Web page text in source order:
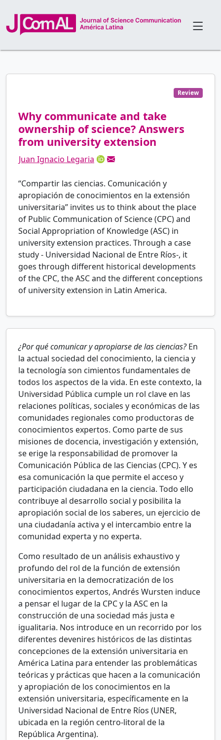
Review
Why communicate and take
ownership of science? Answers
from university extension
Juan Ignacio Legaria
“Compartir las ciencias. Comunicación y
apropiación de conocimientos en la extensión
universitaria” invites us to think about the place
of Public Communication of Science (CPC) and
Social Appropriation of Knowledge (ASC) in
university extension practices. Through a case
study - Universidad Nacional de Entre Ríos-, it
goes through different historical developments
of the CPC, the ASC and the different conceptions
of university extension in Latin America.
¿Por qué comunicar y apropiarse de las ciencias?En
la actual sociedad del conocimiento, la ciencia y
la tecnología son cimientos fundamentales de
todos los aspectos de la vida. En este contexto, la
Universidad Pública cumple un rol clave en las
relaciones políticas, sociales y económicas de las
comunidades regionales como productoras de
conocimientos expertos. Como parte de sus
misiones de docencia, investigación y extensión,
se erige la responsabilidad de promover la
Comunicación Pública de las Ciencias (CPC). Y es
esa comunicación la que permite el acceso y
participación ciudadana en la ciencia. Todo ello
contribuye al desarrollo social y posibilita la
apropiación social de los saberes, un ejercicio de
una ciudadanía activa y el intercambio entre la
comunidad experta y no experta.
Como resultado de un análisis exhaustivo y
profundo del rol de la función de extensión
universitaria en la democratización de los
conocimientos expertos, Andrés Wursten induce
a pensar el lugar de la CPC y la ASC en la
construcción de una sociedad más justa e
igualitaria. Nos introduce en un recorrido por los
diferentes devenires históricos de las distintas
concepciones de la extensión universitaria en
América Latina para entender las problemáticas
teóricas y prácticas que hacen a la comunicación
y apropiación de los conocimientos en la
extensión universitaria, específicamente en la
Universidad Nacional de Entre Ríos (UNER,
ubicada en la región centro-litoral de la
República Argentina).